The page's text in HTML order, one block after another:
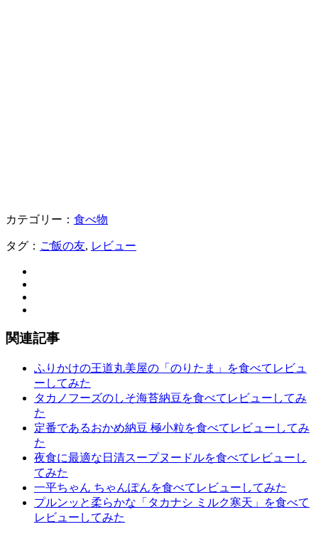
カテゴリー： 食べ物
タグ： ご飯の友, レビュー
関連記事
ふりかけの王道丸美屋の「のりたま」を食べてレビュ
ーしてみた
タカノフーズのしそ海苔納豆を食べてレビューしてみ
た
定番であるおかめ納豆 極小粒を食べてレビューしてみ
た
夜食に最適な日清スープヌードルを食べてレビューし
てみた
一平ちゃん ちゃんぽんを食べてレビューしてみた
プルンッと柔らかな「タカナシ ミルク寒天」を食べて
レビューしてみた